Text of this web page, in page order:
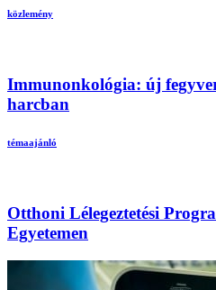
közlemény
Immunonkológia: új
harcban
témaajánló
Otthoni Lélegeztetési
Egyetemen